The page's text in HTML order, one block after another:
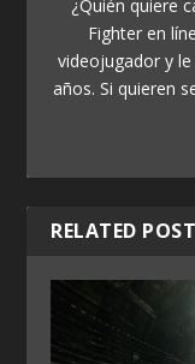
¿Quién quiere
Fighter en
videojugador y
años. Si quieren
RELATED